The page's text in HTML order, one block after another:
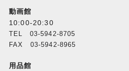
動画館
10:00-20:30
TEL 03-5942-8705
FAX 03-5942-8965
用品館